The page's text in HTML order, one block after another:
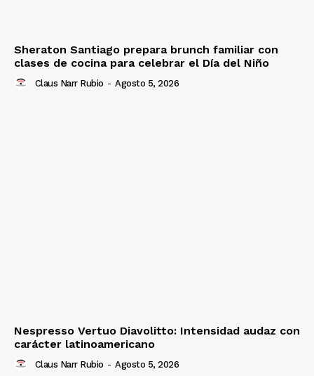
Sheraton Santiago prepara brunch familiar con
clases de cocina para celebrar el Día del Niño
Claus Narr Rubio - Agosto 5, 2026
Nespresso Vertuo Diavolitto: Intensidad audaz con
carácter latinoamericano
Claus Narr Rubio - Agosto 5, 2026